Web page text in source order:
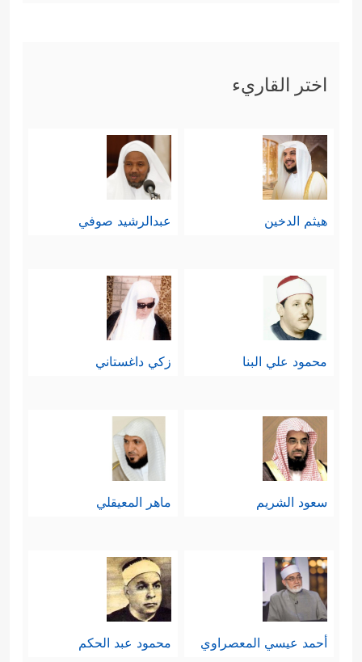
اختر القاريء
هيثم الدخين عبدالرشيد صوفي
محمود علي البنا زكي داغستاني
سعود الشريم ماهر المعيقلي
أحمد عيسي المعصراوي محمود عبد الحكم